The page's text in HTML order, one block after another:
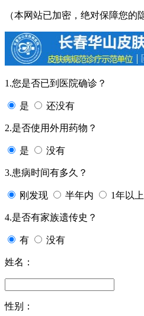
（本网站已加密，绝对保障您的
1.您是否已到医院确诊？
是 还没有
2.是否使用外用药物？
是 没有
3.患病时间有多久？
刚发现 半年内 1年以上
4.是否有家族遗传史？
有 没有
姓名：
性别：